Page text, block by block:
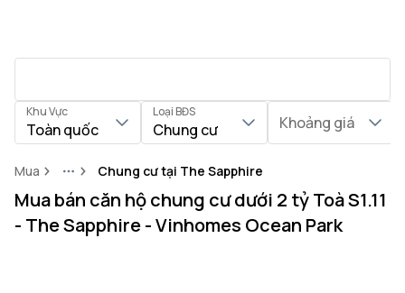
Khu Vực
Toàn quốc
Loại BĐS
Chung cư Khoảng giá
Mua MoreChung cư tại The Sapphire
Mua bán căn hộ chung cư dưới 2 tỷ Toà S1.11
- The Sapphire - Vinhomes Ocean Park